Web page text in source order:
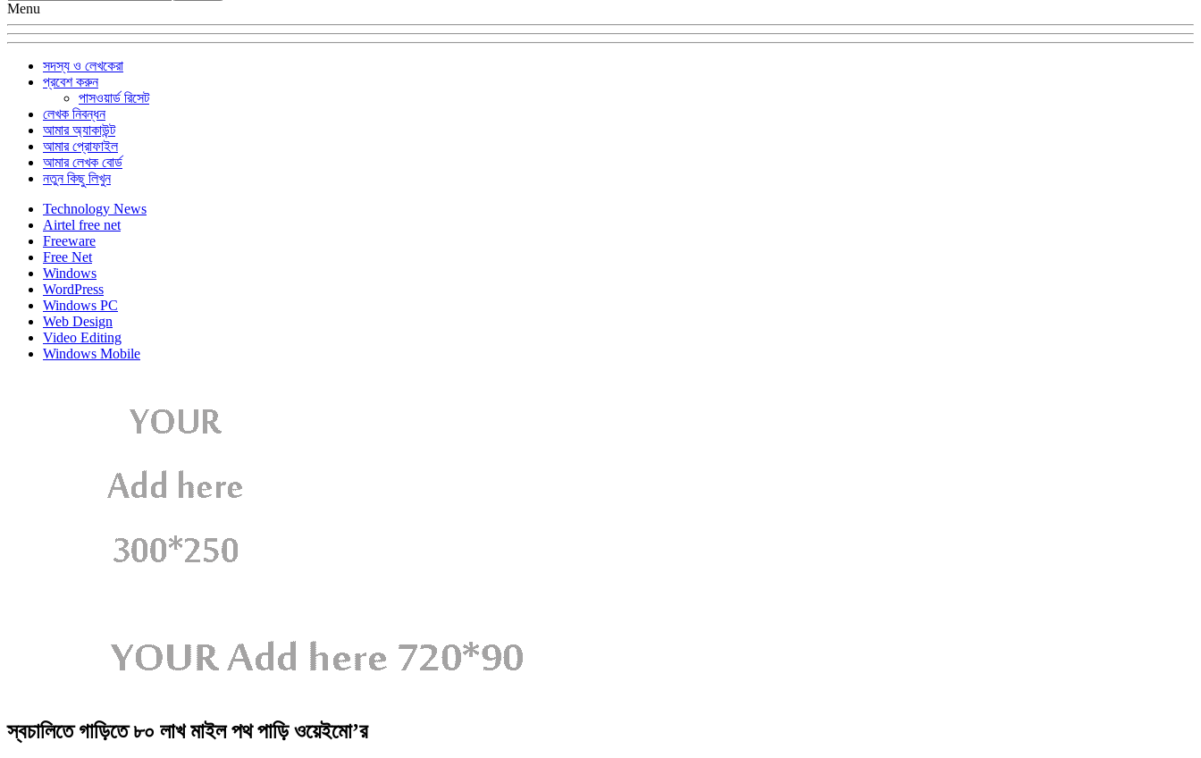
Menu
সদস্য ও লেখকেরা
প্রবেশ করুন
পাসওয়ার্ড রিসেট
লেখক নিবন্ধন
আমার অ্যাকাউন্ট
আমার প্রোফাইল
আমার লেখক বোর্ড
নতুন কিছু লিখুন
Technology News
Airtel free net
Freeware
Free Net
Windows
WordPress
Windows PC
Web Design
Video Editing
Windows Mobile
স্বচালিতে গাড়িতে ৮০ লাখ মাইল পথ পাড়ি ওয়েইমো’র